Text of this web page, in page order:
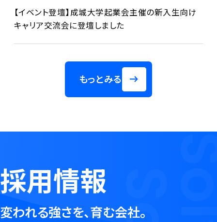
【イベント登壇】成城大学起業会主催の新入生向け
キャリア交流会に登壇しました
もっとみる
採用情報
変われる強さを、育む会社。